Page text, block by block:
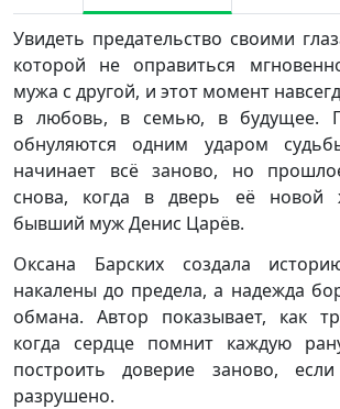
Увидеть предательство своими
которой не оправиться
мужа с другой, и этот момент
в любовь, в семью, в будущее.
обнуляются одним ударом
начинает всё заново, но
снова, когда в дверь её новой
бывший муж Денис Царёв.
Оксана Барских создала
накалены до предела, а надежда
обмана. Автор показывает, как
когда сердце помнит каждую
построить доверие заново,
разрушено.